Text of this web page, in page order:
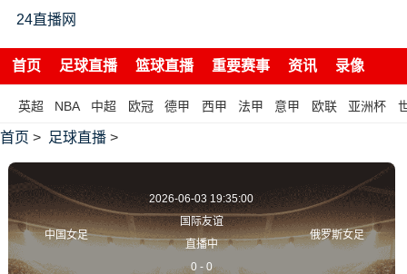
24直播网
首页 足球直播 篮球直播 重要赛事 资讯 录像
英超 NBA 中超 欧冠 德甲 西甲 法甲 意甲 欧联 亚洲杯
首页 > 足球直播 >
中国女足
2026-06-03 19:35:00
国际友谊
直播中
0 - 0
俄罗斯女足